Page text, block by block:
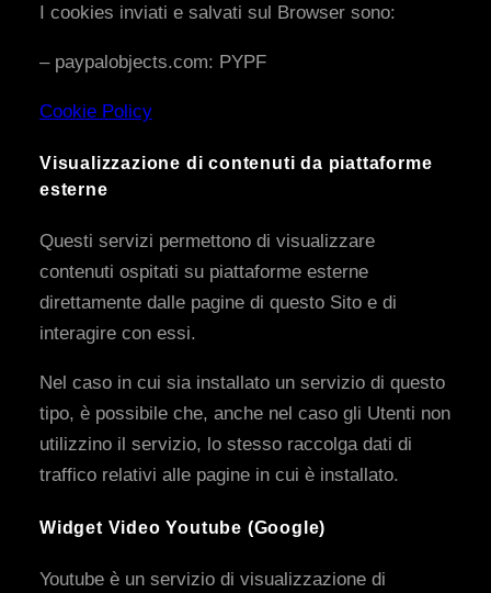
I cookies inviati e salvati sul Browser sono:
– paypalobjects.com: PYPF
Cookie Policy
Visualizzazione di contenuti da piattaforme
esterne
Questi servizi permettono di visualizzare
contenuti ospitati su piattaforme esterne
direttamente dalle pagine di questo Sito e di
interagire con essi.
Nel caso in cui sia installato un servizio di questo
tipo, è possibile che, anche nel caso gli Utenti non
utilizzino il servizio, lo stesso raccolga dati di
traffico relativi alle pagine in cui è installato.
Widget Video Youtube (Google)
Youtube è un servizio di visualizzazione di